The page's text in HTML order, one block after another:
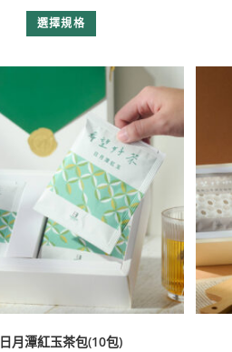
選擇規格
日月潭紅玉茶包(10包)